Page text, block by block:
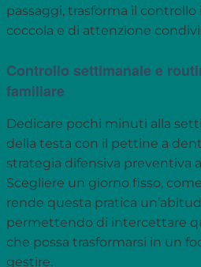
passaggi, trasforma il
coccola e di attenzione
Controllo settimanale e
familiare
Dedicare pochi minuti alla
della testa con il pettine a
strategia difensiva preventiva
Scegliere un giorno fisso,
rende questa pratica
permettendo di intercettare
che possa trasformarsi in un
gestire.